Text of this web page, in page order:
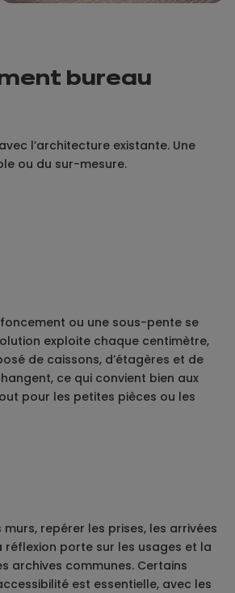
bureau
l’architecture existante. Une
ou du sur-mesure.
ou une sous-pente se
exploite chaque centimètre,
de caissons, d’étagères et de
ce qui convient bien aux
pour les petites pièces ou les
repérer les prises, les arrivées
porte sur les usages et la
archives communes. Certains
est essentielle, avec les